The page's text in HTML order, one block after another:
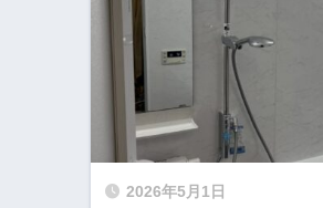
2026年5月1日